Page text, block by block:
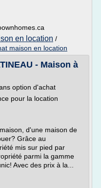
en location /
maison en location
- Maison à
option d'achat
pour la location
d'une maison de
Grâce au
mis sur pied par
parmi la gamme
Avec des prix à la...